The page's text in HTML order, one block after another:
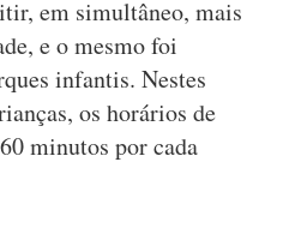
em simultâneo, mais
e o mesmo foi
infantis. Nestes
os horários de
minutos por cada